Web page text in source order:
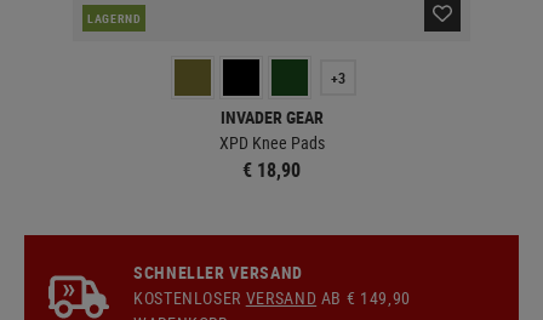
LAGERND
+3
INVADER GEAR
XPD Knee Pads
€ 18,90
SCHNELLER VERSAND
KOSTENLOSER VERSAND AB € 149,90